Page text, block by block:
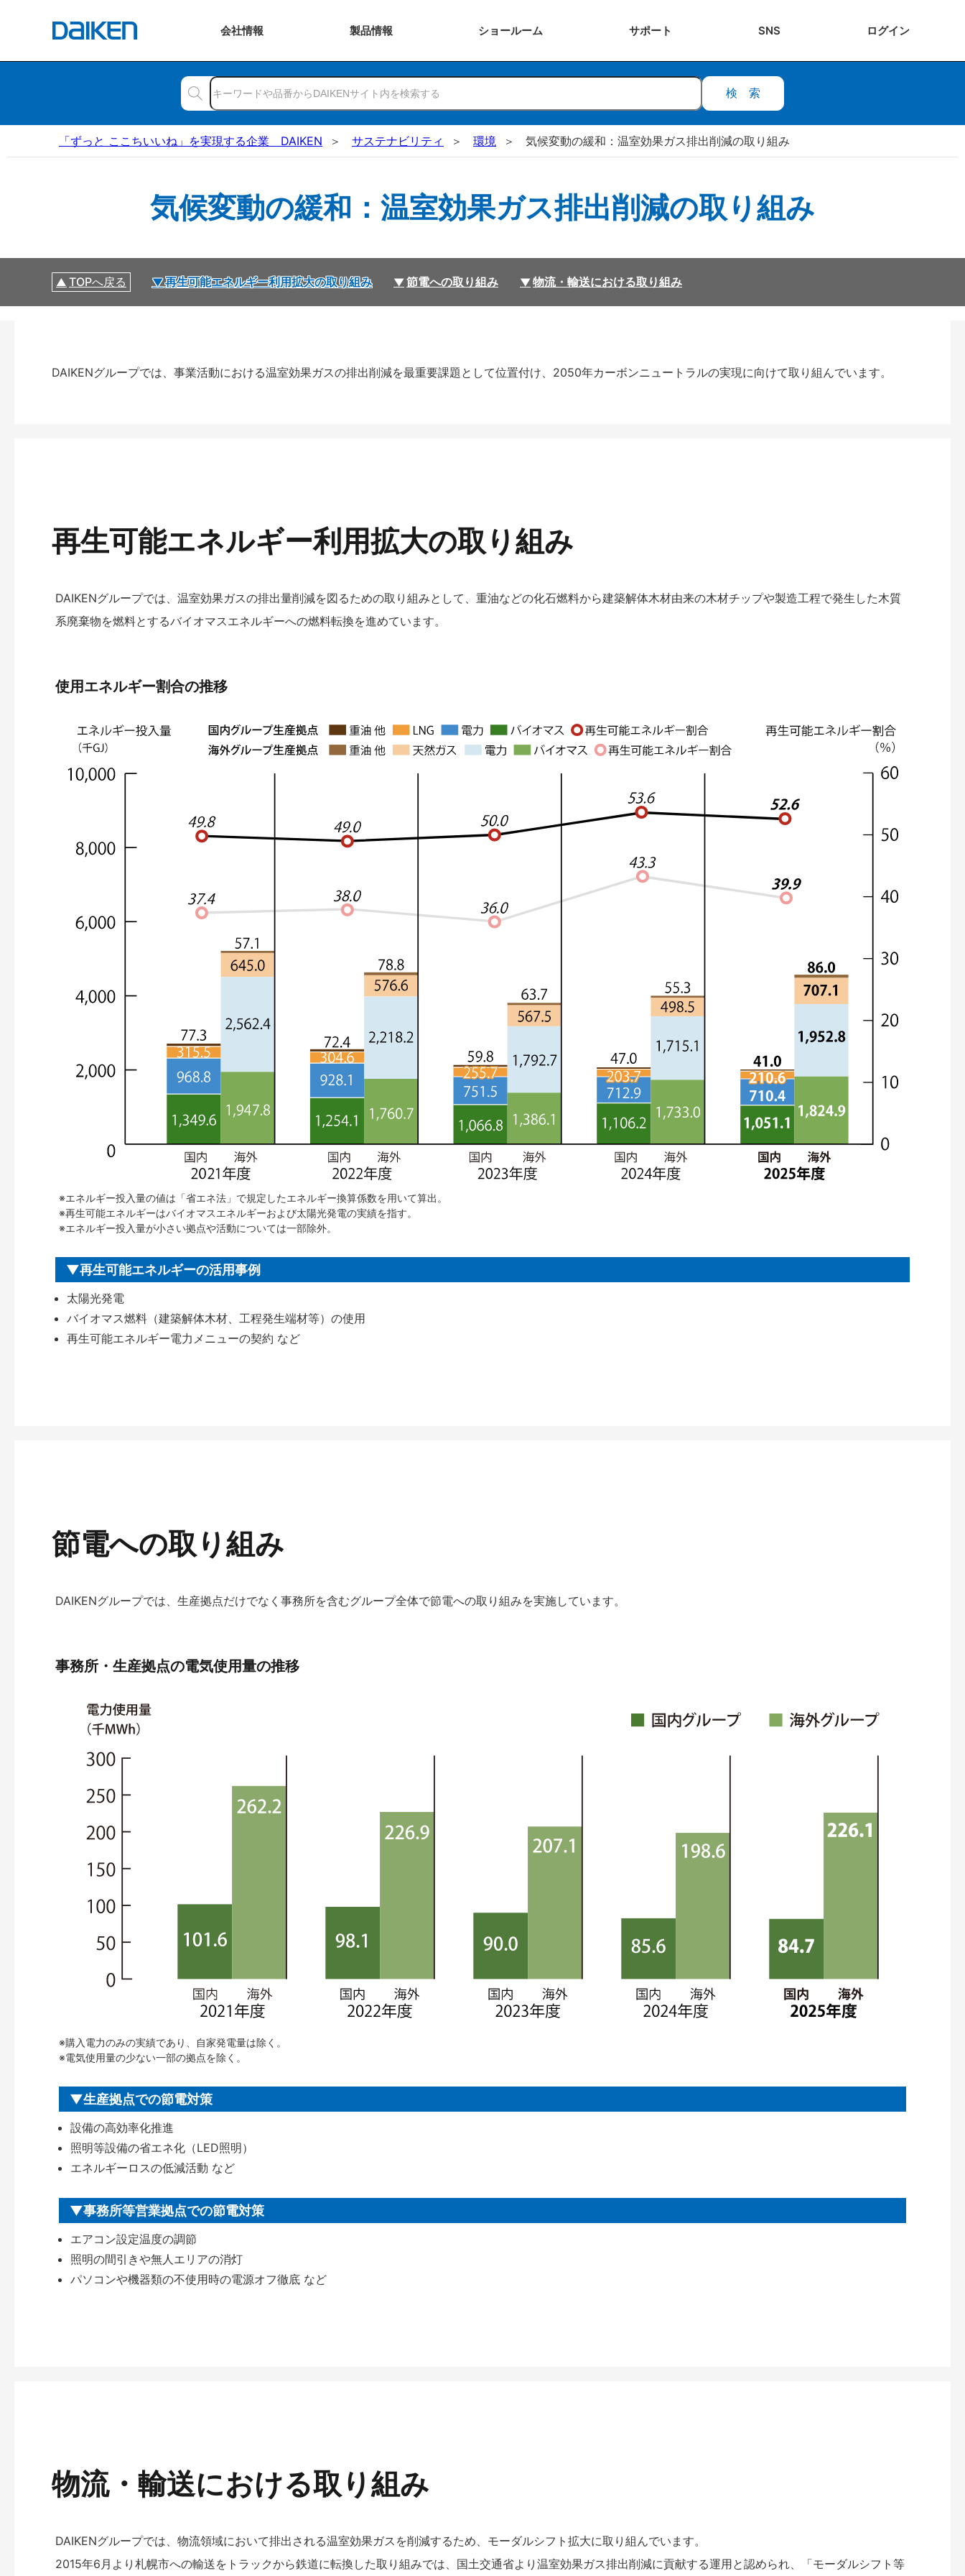
会社情報 製品情報 ショールーム サポート SNS ログイン
検索
「ずっと ここちいいね」を実現する企業 DAIKEN サステナビリティ 環境 気候変動の緩和：温室効果ガス排出削減の取り組み
気候変動の緩和：温室効果ガス排出削減の取り組み
TOPへ戻る 再生可能エネルギー利用拡大の取り組み 節電への取り組み 物流・輸送における取り組み
DAIKENグループでは、事業活動における温室効果ガスの排出削減を最重要課題として位置付け、2050年カーボンニュートラルの実現に向けて取り組んでいます。
再生可能エネルギー利用拡大の取り組み
DAIKENグループでは、温室効果ガスの排出量削減を図るための取り組みとして、重油などの化石燃料から建築解体木材由来の木材チップや製造工程で発生した木質
系廃棄物を燃料とするバイオマスエネルギーへの燃料転換を進めています。
使用エネルギー割合の推移
※エネルギー投入量の値は「省エネ法」で規定したエネルギー換算係数を用いて算出。
※再生可能エネルギーはバイオマスエネルギーおよび太陽光発電の実績を指す。
※エネルギー投入量が小さい拠点や活動については一部除外。
再生可能エネルギーの活用事例
太陽光発電
バイオマス燃料（建築解体木材、工程発生端材等）の使用
再生可能エネルギー電力メニューの契約 など
節電への取り組み
DAIKENグループでは、生産拠点だけでなく事務所を含むグループ全体で節電への取り組みを実施しています。
事務所・生産拠点の電気使用量の推移
※購入電力のみの実績であり、自家発電量は除く。
※電気使用量の少ない一部の拠点を除く。
生産拠点での節電対策
設備の高効率化推進
照明等設備の省エネ化（LED照明）
エネルギーロスの低減活動 など
事務所等営業拠点での節電対策
エアコン設定温度の調節
照明の間引きや無人エリアの消灯
パソコンや機器類の不使用時の電源オフ徹底 など
物流・輸送における取り組み
DAIKENグループでは、物流領域において排出される温室効果ガスを削減するため、モーダルシフト拡大に取り組んでいます。
2015年6月より札幌市への輸送をトラックから鉄道に転換した取り組みでは、国土交通省より温室効果ガス排出削減に貢献する運用と認められ、「モーダルシフト等